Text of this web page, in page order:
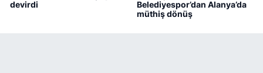
devirdi
Belediyespor’dan Alanya’da
müthiş dönüş